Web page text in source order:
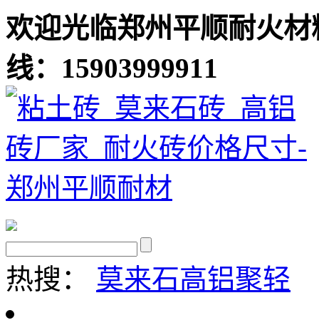
欢迎光临郑州平顺耐火
线：15903999911
热搜： 莫来石高铝聚轻